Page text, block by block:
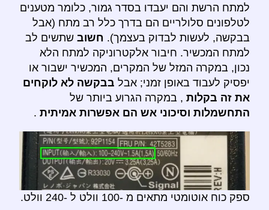
למתח הרשת והם יעבדו בסדר גמור, כלומר מטענים
לטלפונים סלולריים הם בדרך כלל רב מתח (אבל
בבקשה, לעשות לבדוק בעצמך). חשוב שתשים לב
למתח המכשיר. חיבור אלקטרוניקה למתח הלא
נכון, במקרה המזל של המקרים, המכשיר ישבור או
יפסיק לעבוד באופן זמני; אבל בבקשה לא לוקחים
את זה בקלות , במקרה הגרוע ביותר של
התחשמלות וסיכוני אש הם אפשרות אמיתית .
ספק כוח אוטומטי מתאים מ -100 וולט ל -240 וולט.